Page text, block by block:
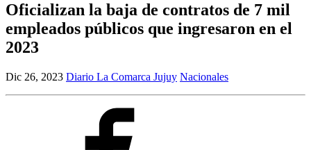
Oficializan la baja de contratos de 7 mil
empleados públicos que ingresaron en el
2023
Dic 26, 2023 Diario La Comarca Jujuy Nacionales